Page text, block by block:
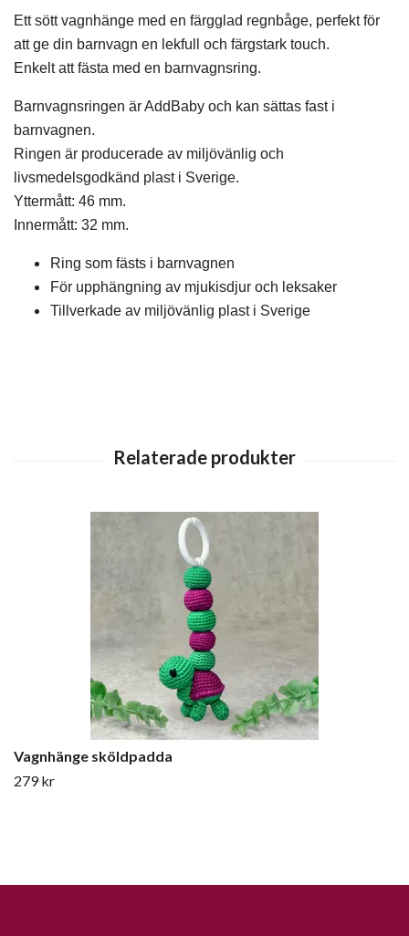
Ett sött vagnhänge med en färgglad regnbåge, perfekt för
att ge din barnvagn en lekfull och färgstark touch.
Enkelt att fästa med en barnvagnsring.
Barnvagnsringen är AddBaby och kan sättas fast i
barnvagnen.
Ringen är producerade av miljövänlig och
livsmedelsgodkänd plast i Sverige.
Yttermått: 46 mm.
Innermått: 32 mm.
Ring som fästs i barnvagnen
För upphängning av mjukisdjur och leksaker
Tillverkade av miljövänlig plast i Sverige
Vagnhänge sköldpadda
279 kr